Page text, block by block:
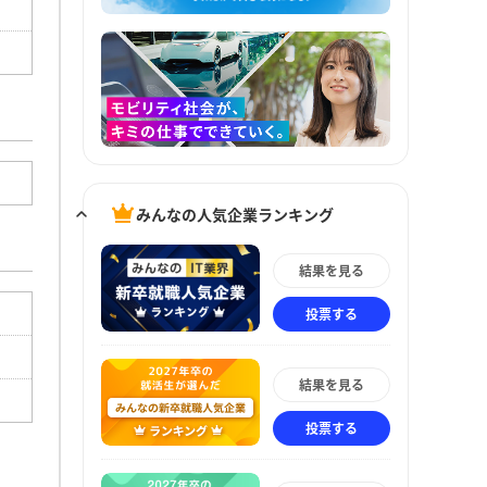
みんなの人気企業ランキング
結果を見る
投票する
結果を見る
投票する